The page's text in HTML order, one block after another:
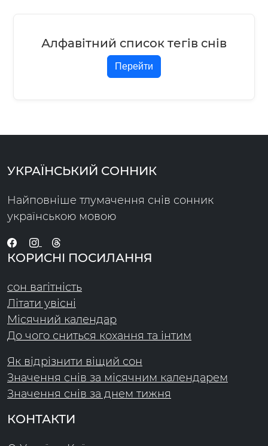
Алфавітний список тегів снів
Перейти
УКРАЇНСЬКИЙ СОННИК
Найповніше тлумачення снів сонник
українською мовою
КОРИСНІ ПОСИЛАННЯ
сон вагітність
Літати увісні
Місячний календар
До чого сниться кохання та інтим
Як відрізнити віщий сон
Значення снів за місячним календарем
Значення снів за днем тижня
КОНТАКТИ